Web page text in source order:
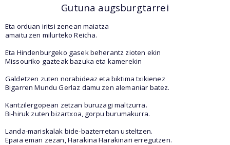
Gutuna augsburgtarrei
Eta orduan iritsi zenean maiatza
amaitu zen milurteko Reicha.
Eta Hindenburgeko gasek beherantz zioten ekin
Missouriko gazteak bazuka eta kamerekin
Galdetzen zuten norabideaz eta biktima txikienez
Bigarren Mundu Gerlaz damu zen alemaniar batez.
Kantzilergopean zetzan buruzagi maltzurra.
Bi-hiruk zuten bizartxoa, gorpu burumakurra.
Landa-mariskalak bide-bazterretan usteltzen.
Epaia eman zezan, Harakina Harakinari erregutzen.